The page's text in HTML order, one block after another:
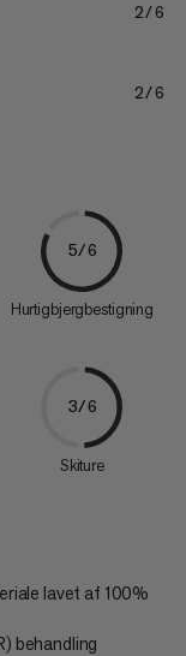
2/6
2/6
5/6
Hurtigbjergbestigning
3/6
Skiture
lavet af 100%
behandling